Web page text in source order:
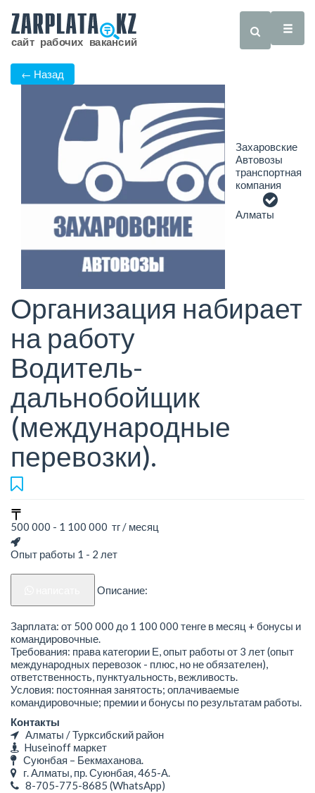
← Назад
Захаровские
Автовозы
транспортная
компания
Алматы
Организация набирает
на работу
Водитель-
дальнобойщик
(международные
перевозки).
500 000 - 1 100 000 тг / месяц
Опыт работы 1 - 2 лет
Описание:
Зарплата: от 500 000 до 1 100 000 тенге в месяц + бонусы и
командировочные.
Требования: права категории Е, опыт работы от 3 лет (опыт
международных перевозок - плюс, но не обязателен),
ответственность, пунктуальность, вежливость.
Условия: постоянная занятость; оплачиваемые
командировочные; премии и бонусы по результатам работы.
Контакты
Алматы / Турксибский район
Huseinoff маркет
Суюнбая – Бекмаханова.
г. Алматы, пр. Суюнбая, 465-А.
8-705-775-8685 (WhatsApp)